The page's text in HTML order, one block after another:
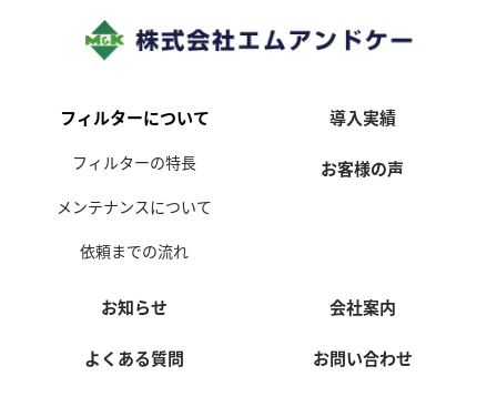
フィルターについて
フィルターの特長
メンテナンスについて
依頼までの流れ
導入実績
お客様の声
お知らせ
よくある質問
会社案内
お問い合わせ